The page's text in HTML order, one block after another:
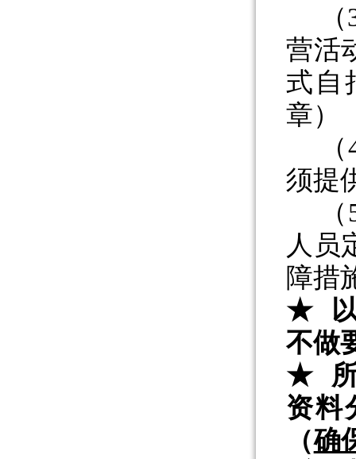
（
营活
式自
章）
（
须提
（
人员
障措
★
不做
★
资料
（确